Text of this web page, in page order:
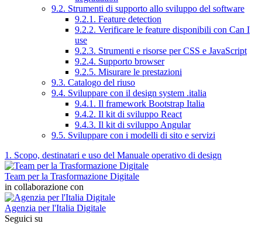
9.2. Strumenti di supporto allo sviluppo del software
9.2.1. Feature detection
9.2.2. Verificare le feature disponibili con Can I
use
9.2.3. Strumenti e risorse per CSS e JavaScript
9.2.4. Supporto browser
9.2.5. Misurare le prestazioni
9.3. Catalogo del riuso
9.4. Sviluppare con il design system .italia
9.4.1. Il framework Bootstrap Italia
9.4.2. Il kit di sviluppo React
9.4.3. Il kit di sviluppo Angular
9.5. Sviluppare con i modelli di sito e servizi
1. Scopo, destinatari e uso del Manuale operativo di design
Team per la Trasformazione Digitale
in collaborazione con
Agenzia per l'Italia Digitale
Seguici su